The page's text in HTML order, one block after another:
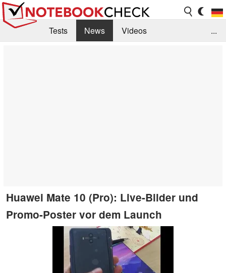
Tests News
Videos
...
Huawei Mate 10 (Pro): Live-Bilder und
Promo-Poster vor dem Launch